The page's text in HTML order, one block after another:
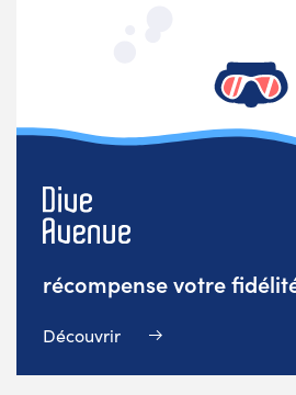
récompense votre
Découvrir